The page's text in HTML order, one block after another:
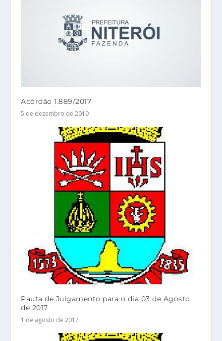
Acórdão 1.889/2017
5 de dezembro de 2019
Pauta de Julgamento para o dia 03 de Agosto
de 2017
1 de agosto de 2017